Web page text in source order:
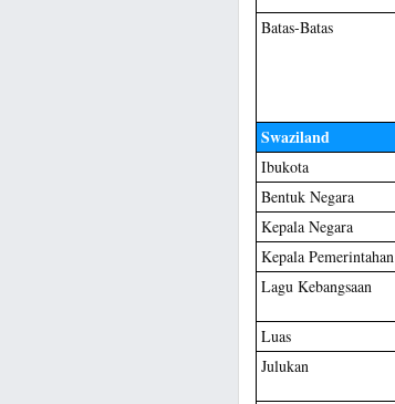
Batas-Batas
Swaziland
Ibukota
Bentuk Negara
Kepala Negara
Kepala Pemerintahan
Lagu Kebangsaan
Luas
Julukan